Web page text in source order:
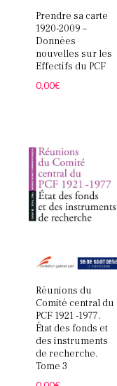
Prendre sa carte
1920-2009 –
Données
nouvelles sur les
Effectifs du PCF
0,00€
Réunions du
Comité central du
PCF 1921 -1977.
État des fonds et
des instruments
de recherche.
Tome 3